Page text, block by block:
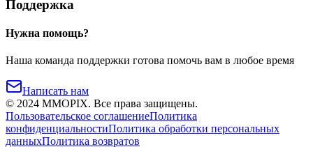
Поддержка
Нужна помощь?
Наша команда поддержки готова помочь вам в любое время
Написать нам
© 2024 MMOPIX. Все права защищены.
Пользовательское соглашениеПолитика
конфиденциальностиПолитика обработки персональных
данныхПолитика возвратов